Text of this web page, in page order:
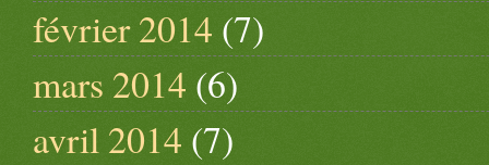
février 2014 (7)
mars 2014 (6)
avril 2014 (7)